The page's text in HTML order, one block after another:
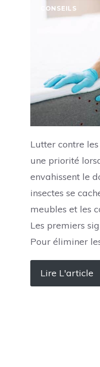
CONSEILS
Lutter contre
une priorité
envahissent le
insectes se
meubles et les
Les premiers
Pour éliminer
Lire L'article